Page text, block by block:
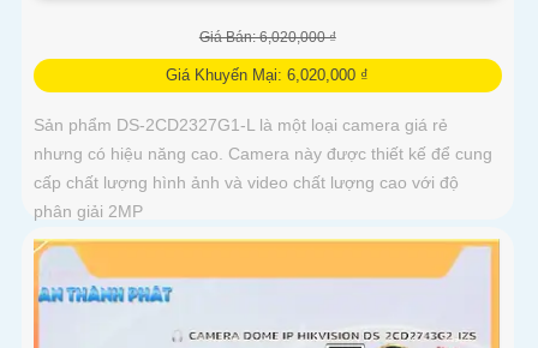
Giá Bán: 6,020,000 ₫
Giá Khuyến Mại: 6,020,000 ₫
Sản phẩm DS-2CD2327G1-L là một loại camera giá rẻ
nhưng có hiệu năng cao. Camera này được thiết kế để cung
cấp chất lượng hình ảnh và video chất lượng cao với độ
phân giải 2MP